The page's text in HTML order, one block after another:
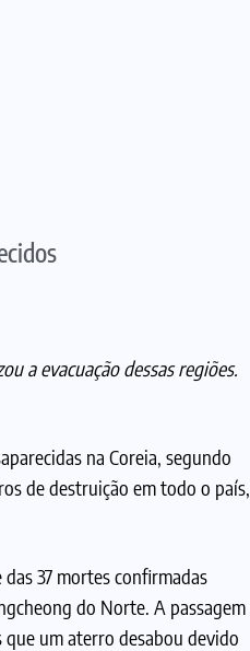
a evacuação dessas regiões.
na Coreia, segundo
de destruição em todo o país,
37 mortes confirmadas
do Norte. A passagem
um aterro desabou devido